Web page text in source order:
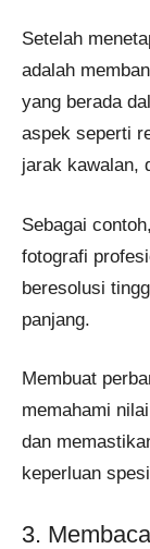
Setelah
adalah
yang berada
aspek seperti
jarak kawalan,
Sebagai
fotografi
beresolusi
panjang.
Membuat
memahami
dan
keperluan
3.